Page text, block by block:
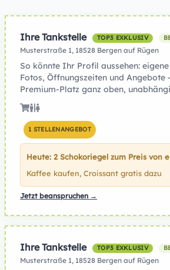
Ihre Tankstelle TOP3 EXKLUSIV
Musterstraße 1, 18528 Bergen auf Rügen
So könnte Ihr Profil aussehen:
Fotos, Öffnungszeiten und Angebote
Premium-Platz ganz oben,
1 STELLENANGEBOT
Heute: 2 Schokoriegel zum Preis von
Kaffee kaufen, Croissant gratis dazu
Jetzt beanspruchen →
Ihre Tankstelle TOP3 EXKLUSIV
Musterstraße 1, 18528 Bergen auf Rügen